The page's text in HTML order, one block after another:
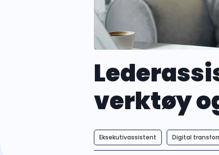
verktøy
Eksekutivassistent Digital